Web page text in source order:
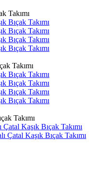
Takımı
Bıçak Takımı
Bıçak Takımı
Bıçak Takımı
Bıçak Takımı
Takımı
Bıçak Takımı
Bıçak Takımı
Bıçak Takımı
Bıçak Takımı
Takımı
Kaşık Bıçak Takımı
Çatal Kaşık Bıçak Takımı